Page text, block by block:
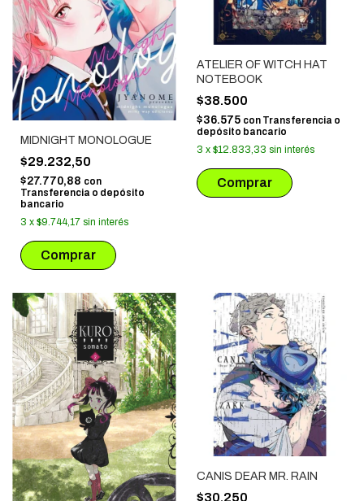
MIDNIGHT MONOLOGUE
$29.232,50
$27.770,88 con
Transferencia o depósito
bancario
3 x $9.744,17 sin interés
ATELIER OF WITCH HAT
NOTEBOOK
$38.500
$36.575 con Transferencia o
depósito bancario
3 x $12.833,33 sin interés
CANIS DEAR MR. RAIN
$30.250